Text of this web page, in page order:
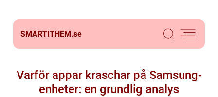
SMARTITHEM.se
Varför appar kraschar på Samsung-
enheter: en grundlig analys